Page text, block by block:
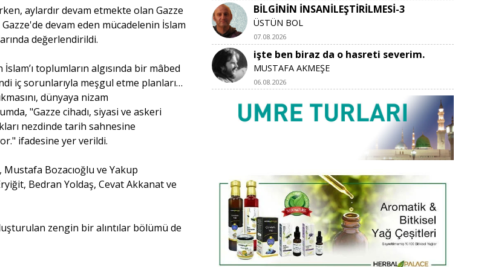
aylardır devam etmekte olan Gazze
devam eden mücadelenin İslam
değerlendirildi.
toplumların algısında bir mâbed
iç sorunlarıyla meşgul etme planları…
dünyaya nizam
"Gazze cihadı, siyasi ve askeri
nezdinde tarih sahnesine
ifadesine yer verildi.
Bozacıoğlu ve Yakup
Bedran Yoldaş, Cevat Akkanat ve
zengin bir alıntılar bölümü de
BİLGİNİN İNSANİLEŞTİRİLMESİ-3
ÜSTÜN BOL
07.08.2026
işte ben biraz da o hasreti severim.
MUSTAFA AKMEŞE
06.08.2026